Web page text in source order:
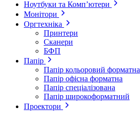
Ноутбуки та Комп’ютери
Монітори
Оргтехніка
Принтери
Сканери
БФП
Папір
Папір кольоровий форматна
Папір офісна форматна
Папір спеціалізована
Папір широкоформатний
Проектори